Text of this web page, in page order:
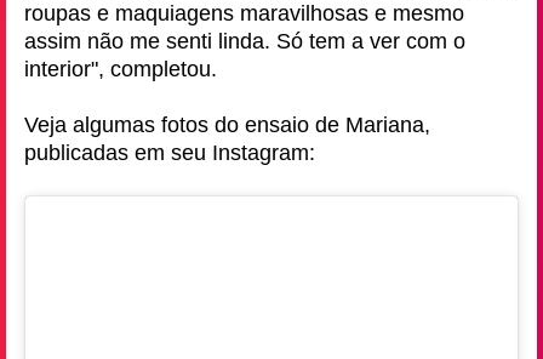
roupas e maquiagens maravilhosas e mesmo
assim não me senti linda. Só tem a ver com o
interior", completou.
Veja algumas fotos do ensaio de Mariana,
publicadas em seu Instagram: